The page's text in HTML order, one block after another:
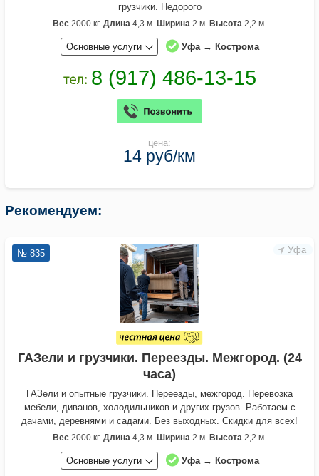
грузчики. Недорого
Вес 2000 кг. Длина 4,3 м. Ширина 2 м. Высота 2,2 м.
Основные услуги Уфа → Кострома
цена:
14 руб/км
Рекомендуем:
Уфа
№ 835
ГАЗели и грузчики. Переезды. Межгород. (24
часа)
ГАЗели и опытные грузчики. Переезды, межгород. Перевозка
мебели, диванов, холодильников и других грузов. Работаем с
дачами, деревнями и садами. Без выходных. Скидки для всех!
Вес 2000 кг. Длина 4,3 м. Ширина 2 м. Высота 2,2 м.
Основные услуги Уфа → Кострома